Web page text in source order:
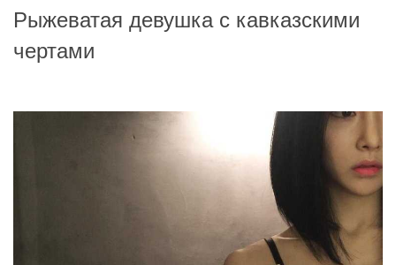
Рыжеватая девушка с кавказскими
чертами